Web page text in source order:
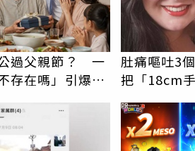
過父親節？ 一
存在嗎」引爆萬
肚痛嘔吐3
把「18cm
PR